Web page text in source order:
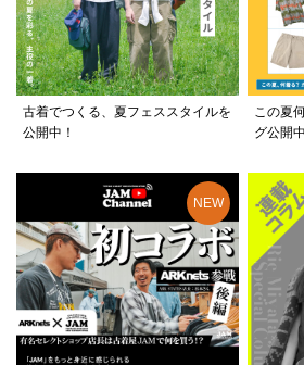
古着でつくる、夏フェススタイルを
公開中！
この夏
グ公開